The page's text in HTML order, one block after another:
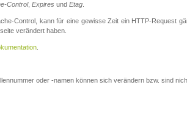
Control, Expires und Etag.
Control, kann für eine gewisse Zeit ein HTTP-Request
verändert haben.
.
oder -namen können sich verändern bzw. sind